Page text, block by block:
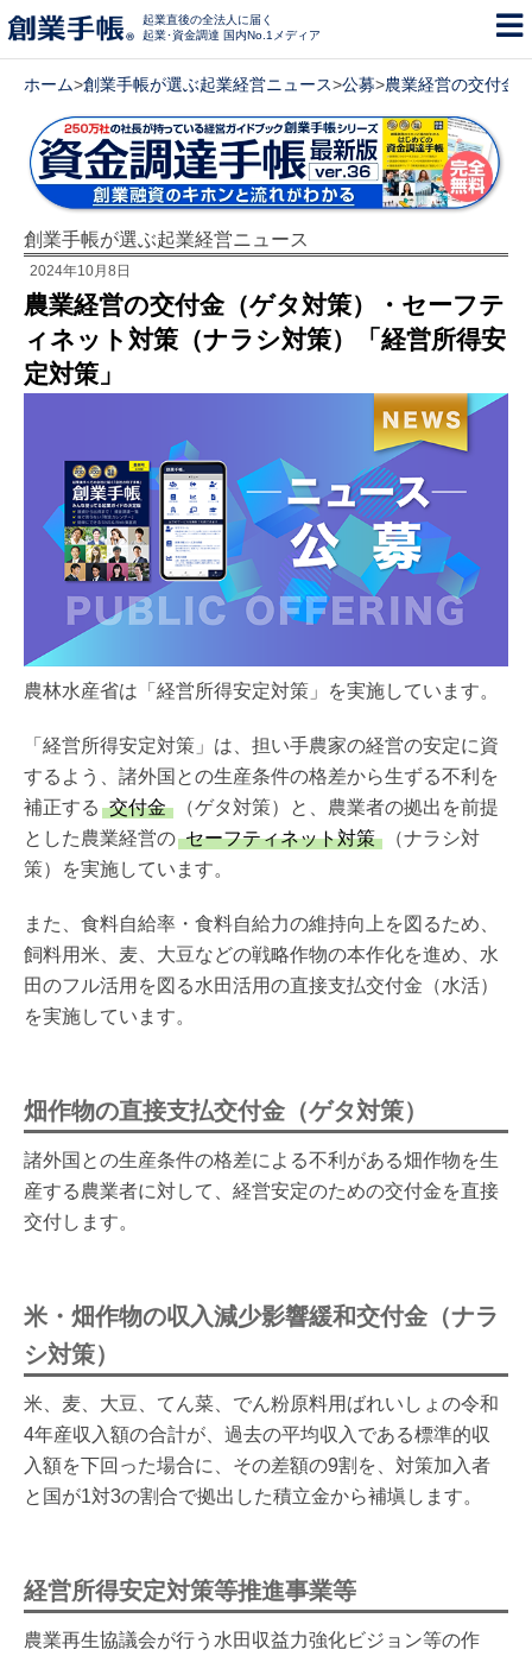
起業直後の全法人に届く
起業･資金調達 国内No.1メディア
ホーム>創業手帳が選ぶ起業経営ニュース>公募>農業経営の交付金
創業手帳が選ぶ起業経営ニュース
2024年10月8日
農業経営の交付金（ゲタ対策）・セーフテ
ィネット対策（ナラシ対策）「経営所得安
定対策」
農林水産省は「経営所得安定対策」を実施しています。
「経営所得安定対策」は、担い手農家の経営の安定に資
するよう、諸外国との生産条件の格差から生ずる不利を
補正する 交付金
（ゲタ対策）と、農業者の拠出を前提
とした農業経営の セーフティネット対策
（ナラシ対
策）を実施しています。
また、食料自給率・食料自給力の維持向上を図るため、
飼料用米、麦、大豆などの戦略作物の本作化を進め、水
田のフル活用を図る水田活用の直接支払交付金（水活）
を実施しています。
畑作物の直接支払交付金（ゲタ対策）
諸外国との生産条件の格差による不利がある畑作物を生
産する農業者に対して、経営安定のための交付金を直接
交付します。
米・畑作物の収入減少影響緩和交付金（ナラ
シ対策）
米、麦、大豆、てん菜、でん粉原料用ばれいしょの令和
4年産収入額の合計が、過去の平均収入である標準的収
入額を下回った場合に、その差額の9割を、対策加入者
と国が1対3の割合で拠出した積立金から補塡します。
経営所得安定対策等推進事業等
農業再生協議会が行う水田収益力強化ビジョン等の作